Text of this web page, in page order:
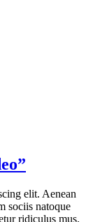
elit. Aenean
sociis natoque
ridiculus mus.